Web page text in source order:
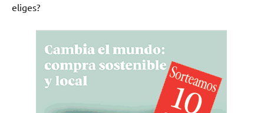
eliges?